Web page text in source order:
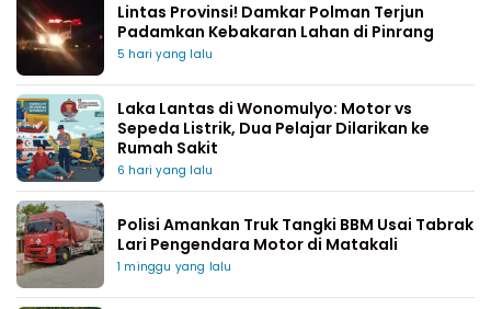
Lintas Provinsi! Damkar Polman Terjun
Padamkan Kebakaran Lahan di Pinrang
5 hari yang lalu
Laka Lantas di Wonomulyo: Motor vs
Sepeda Listrik, Dua Pelajar Dilarikan ke
Rumah Sakit
6 hari yang lalu
Polisi Amankan Truk Tangki BBM Usai Tabrak
Lari Pengendara Motor di Matakali
1 minggu yang lalu